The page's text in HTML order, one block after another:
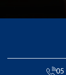
05